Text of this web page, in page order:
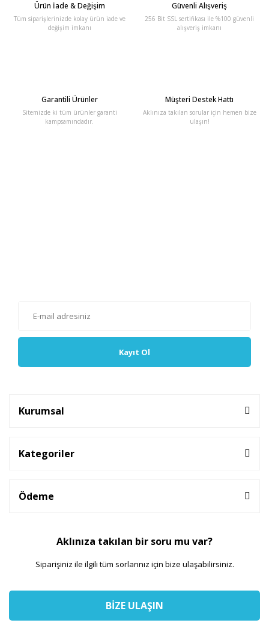
Ürün İade & Değişim
Tüm siparişlerinizde kolay ürün iade ve
değişim imkanı
Güvenli Alışveriş
256 Bit SSL sertifikası ile %100 güvenli
alışveriş imkanı
Garantili Ürünler
Sitemizde ki tüm ürünler garanti
kampsamındadır.
Müşteri Destek Hattı
Aklınıza takılan sorular için hemen bize
ulaşın!
Kayıt Ol
Kurumsal
Kategoriler
Ödeme
Aklınıza takılan bir soru mu var?
Siparişiniz ile ilgili tüm sorlarınız için bize ulaşabilirsiniz.
BİZE ULAŞIN